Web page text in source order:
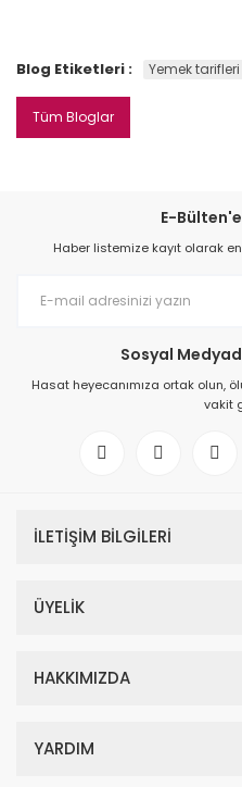
Blog Etiketleri : Yemek tarifleri
Tüm Bloglar
E-
Haber listemize kayıt olarak
Sosyal
Hasat heyecanımıza ortak olun,
vakit
İLETİŞİM BİLGİLERİ
ÜYELİK
HAKKIMIZDA
YARDIM